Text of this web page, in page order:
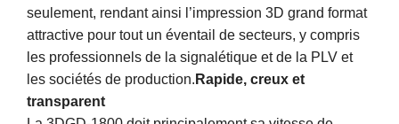
seulement, rendant ainsi l’impression 3D grand format
attractive pour tout un éventail de secteurs, y compris
les professionnels de la signalétique et de la PLV et
les sociétés de production. Rapide, creux et
transparent